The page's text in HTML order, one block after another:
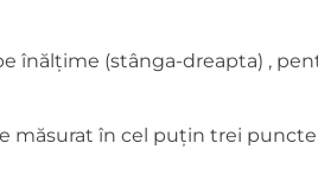
înălțime (stânga-dreapta) ,
măsurat în cel puțin trei puncte